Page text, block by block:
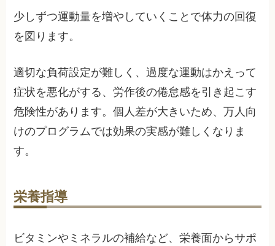
少しずつ運動量を増やしていくことで体力の回復
を図ります。
適切な負荷設定が難しく、過度な運動はかえって
症状を悪化がする、労作後の倦怠感を引き起こす
危険性があります。個人差が大きいため、万人向
けのプログラムでは効果の実感が難しくなりま
す。
栄養指導
ビタミンやミネラルの補給など、栄養面からサポ